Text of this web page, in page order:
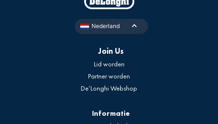
Nederland
Join Us
Lid worden
Partner worden
De’Longhi Webshop
Informatie